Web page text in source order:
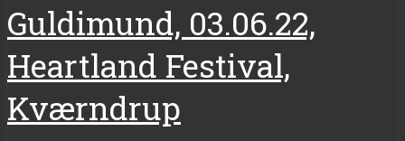
Guldimund, 03.06.22,
Heartland Festival,
Kværndrup